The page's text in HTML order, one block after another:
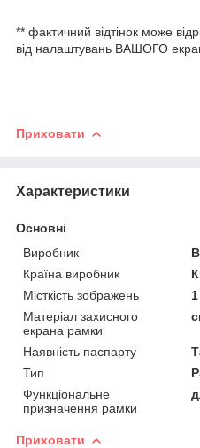
** фактичний відтінок може
від налаштувань ВАШОГО
Приховати
Характеристики
Основні
Виробник
Країна виробник
Місткість зображень
Матеріал захисного
екрана рамки
Наявність паспарту
Тип
Функціональне
призначення рамки
Приховати